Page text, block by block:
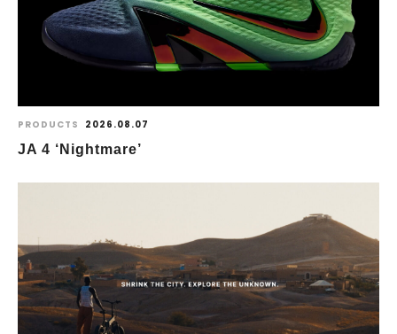
PRODUCTS 2026.08.07
JA 4 ‘Nightmare’